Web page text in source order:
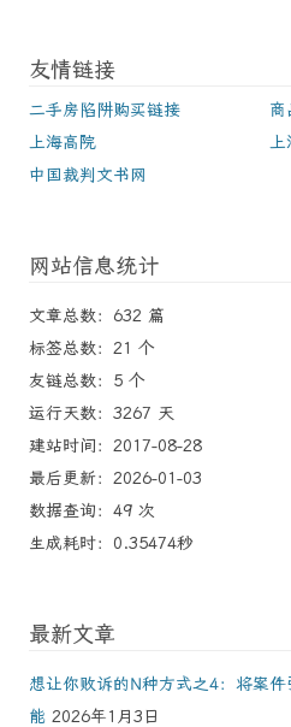
友情链接
二手房陷阱购买链接
商
上海高院
中国裁判文书网
网站信息统计
文章总数：632 篇
标签总数：21 个
友链总数：5 个
运行天数：3267 天
建站时间：2017-08-28
最后更新：2026-01-03
数据查询：49 次
生成耗时：0.35474秒
最新文章
想让你败诉的N种方式之4：将案
能 2026年1月3日